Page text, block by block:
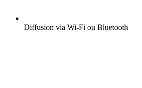
Diffusion via Wi-Fi ou Bluetooth